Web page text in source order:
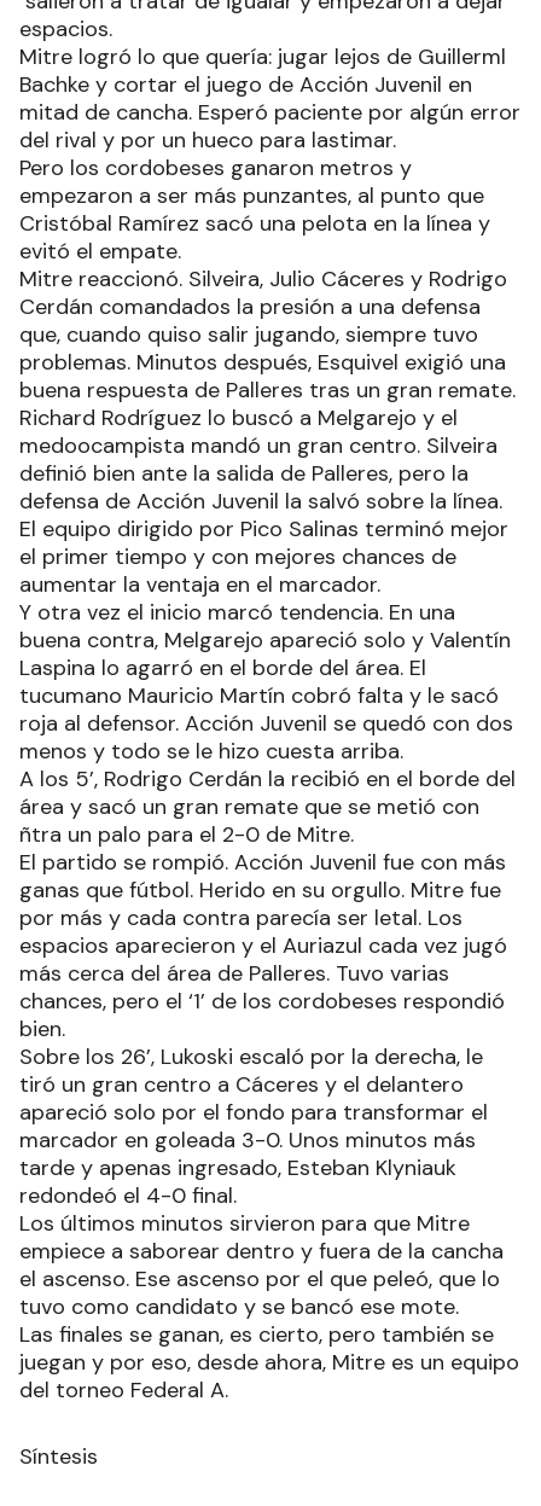
espacios.
Mitre logró lo que quería: jugar lejos de Guillerml
Bachke y cortar el juego de Acción Juvenil en
mitad de cancha. Esperó paciente por algún error
del rival y por un hueco para lastimar.
Pero los cordobeses ganaron metros y
empezaron a ser más punzantes, al punto que
Cristóbal Ramírez sacó una pelota en la línea y
evitó el empate.
Mitre reaccionó. Silveira, Julio Cáceres y Rodrigo
Cerdán comandados la presión a una defensa
que, cuando quiso salir jugando, siempre tuvo
problemas. Minutos después, Esquivel exigió una
buena respuesta de Palleres tras un gran remate.
Richard Rodríguez lo buscó a Melgarejo y el
medoocampista mandó un gran centro. Silveira
definió bien ante la salida de Palleres, pero la
defensa de Acción Juvenil la salvó sobre la línea.
El equipo dirigido por Pico Salinas terminó mejor
el primer tiempo y con mejores chances de
aumentar la ventaja en el marcador.
Y otra vez el inicio marcó tendencia. En una
buena contra, Melgarejo apareció solo y Valentín
Laspina lo agarró en el borde del área. El
tucumano Mauricio Martín cobró falta y le sacó
roja al defensor. Acción Juvenil se quedó con dos
menos y todo se le hizo cuesta arriba.
A los 5’, Rodrigo Cerdán la recibió en el borde del
área y sacó un gran remate que se metió con
ñtra un palo para el 2-0 de Mitre.
El partido se rompió. Acción Juvenil fue con más
ganas que fútbol. Herido en su orgullo. Mitre fue
por más y cada contra parecía ser letal. Los
espacios aparecieron y el Auriazul cada vez jugó
más cerca del área de Palleres. Tuvo varias
chances, pero el ‘1’ de los cordobeses respondió
bien.
Sobre los 26’, Lukoski escaló por la derecha, le
tiró un gran centro a Cáceres y el delantero
apareció solo por el fondo para transformar el
marcador en goleada 3-0. Unos minutos más
tarde y apenas ingresado, Esteban Klyniauk
redondeó el 4-0 final.
Los últimos minutos sirvieron para que Mitre
empiece a saborear dentro y fuera de la cancha
el ascenso. Ese ascenso por el que peleó, que lo
tuvo como candidato y se bancó ese mote.
Las finales se ganan, es cierto, pero también se
juegan y por eso, desde ahora, Mitre es un equipo
del torneo Federal A.
Síntesis